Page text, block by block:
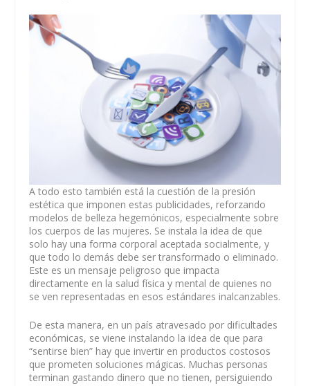
A todo esto también está la cuestión de la presión
estética que imponen estas publicidades, reforzando
modelos de belleza hegemónicos, especialmente sobre
los cuerpos de las mujeres. Se instala la idea de que
solo hay una forma corporal aceptada socialmente, y
que todo lo demás debe ser transformado o eliminado.
Este es un mensaje peligroso que impacta
directamente en la salud física y mental de quienes no
se ven representadas en esos estándares inalcanzables.
De esta manera, en un país atravesado por dificultades
económicas, se viene instalando la idea de que para
“sentirse bien” hay que invertir en productos costosos
que prometen soluciones mágicas. Muchas personas
terminan gastando dinero que no tienen, persiguiendo